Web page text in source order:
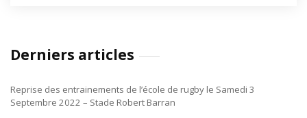
Derniers articles
Reprise des entrainements de l’école de rugby le Samedi 3
Septembre 2022 – Stade Robert Barran